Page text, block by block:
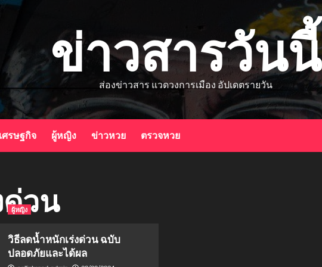
ข่าวสารวันนี้
ส่องข่าวสาร แวดวงการเมือง อัปเดตรายวัน
ศรษฐกิจ ผู้หญิง ข่าวหวย ตรวจหวย
วน
ผู้หญิง
วิธีลดน้ำหนักเร่งด่วน ฉบับ
ปลอดภัยและได้ผล